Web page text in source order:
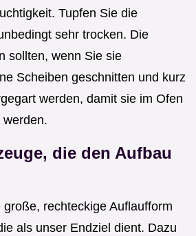
Tupfen Sie die
sehr trocken. Die
sollten, wenn Sie sie
Scheiben geschnitten und kurz
werden, damit sie im Ofen
die den Aufbau
rechteckige Auflaufform
als unser Endziel dient. Dazu